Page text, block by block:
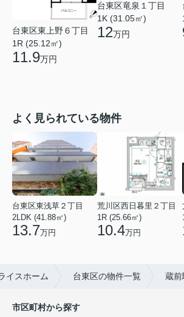
台東区東上野６丁目
1R (25.12㎡)
11.9万円
台東区竜泉１丁目
1K (31.05㎡)
12万円
よく見られている物件
台東区東浅草２丁目
2LDK (41.88㎡)
13.7万円
荒川区西日暮里２丁目
1R (25.66㎡)
10.4万円
イスホーム 台東区の物件一覧 蔵前
市区町村から探す